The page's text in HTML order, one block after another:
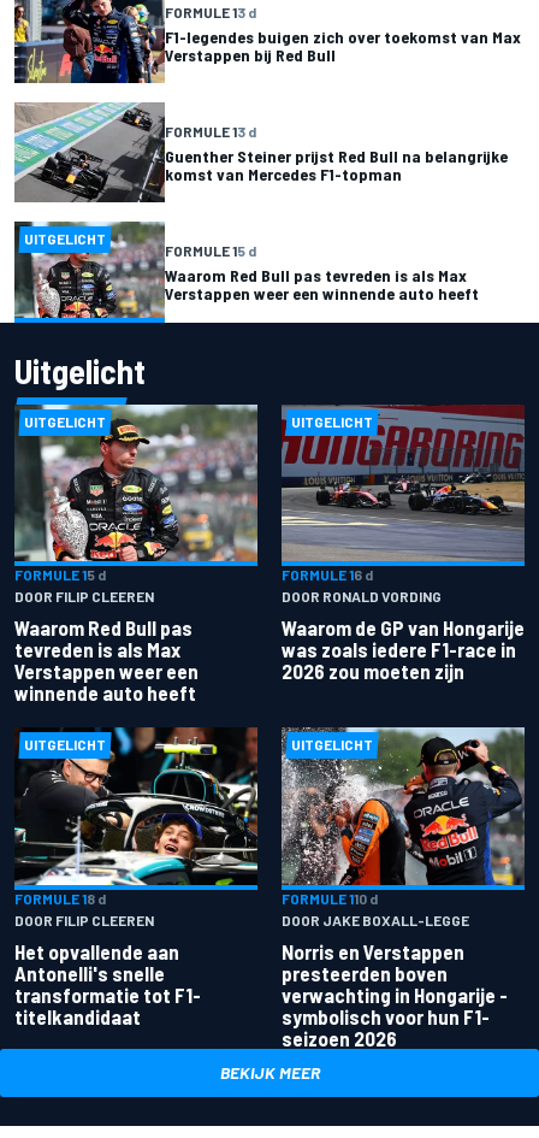
FORMULE 13 d
F1-legendes buigen zich over toekomst van Max
Verstappen bij Red Bull
FORMULE 13 d
Guenther Steiner prijst Red Bull na belangrijke
komst van Mercedes F1-topman
UITGELICHT
FORMULE 15 d
Waarom Red Bull pas tevreden is als Max
Verstappen weer een winnende auto heeft
Uitgelicht
UITGELICHT
FORMULE 15 d
DOOR FILIP CLEEREN
Waarom Red Bull pas
tevreden is als Max
Verstappen weer een
winnende auto heeft
UITGELICHT
FORMULE 16 d
DOOR RONALD VORDING
Waarom de GP van Hongarije
was zoals iedere F1-race in
2026 zou moeten zijn
UITGELICHT
FORMULE 18 d
DOOR FILIP CLEEREN
Het opvallende aan
Antonelli's snelle
transformatie tot F1-
titelkandidaat
UITGELICHT
FORMULE 110 d
DOOR JAKE BOXALL-LEGGE
Norris en Verstappen
presteerden boven
verwachting in Hongarije -
symbolisch voor hun F1-
seizoen 2026
BEKIJK MEER